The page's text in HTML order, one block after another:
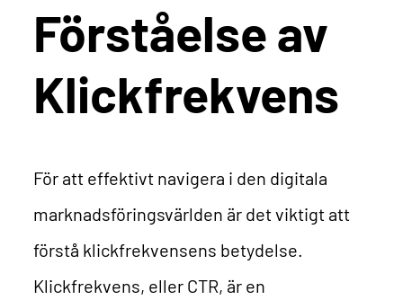
Förståelse av
Klickfrekvens
För att effektivt navigera i den digitala
marknadsföringsvärlden är det viktigt att
förstå klickfrekvensens betydelse.
Klickfrekvens, eller CTR, är en